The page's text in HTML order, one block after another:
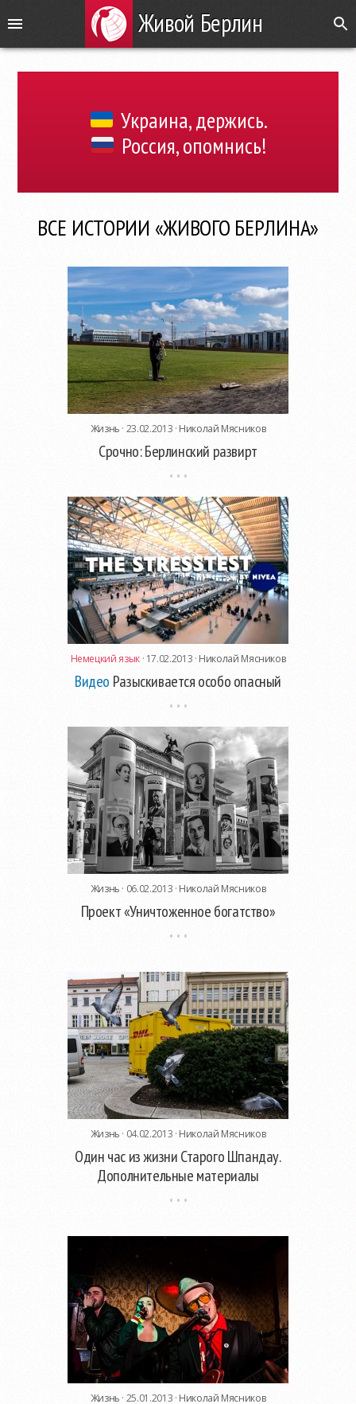
Живой Берлин
Украина, держись.
Россия, опомнись!
ВСЕ ИСТОРИИ «ЖИВОГО БЕРЛИНА»
Жизнь · 23.02.2013 ·Николай Мясников
Срочно: Берлинский развирт
Немецкий язык· 17.02.2013 ·Николай Мясников
Видео Разыскивается особо опасный
Жизнь · 06.02.2013 ·Николай Мясников
Проект «Уничтоженное богатство»
Жизнь · 04.02.2013 ·Николай Мясников
Один час из жизни Старого Шпандау.
Дополнительные материалы
Жизнь · 25.01.2013 ·Николай Мясников